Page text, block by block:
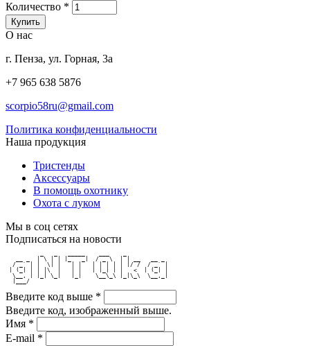
Количество *
О нас
г. Пенза, ул. Горная, 3а
+7 965 638 5876
scorpio58ru@gmail.com
Политика конфиденциальности
Наша продукция
Тристенды
Аксессуары
В помощь охотнику
Охота с луком
Мы в соц сетях
Подписаться на новости
   __ _  | \ | | |_   _|  / _ \  | | __   __ _
  / _` | |  \| |   | |   | | | | | |/ /  / _` |
| (_| | | |\  |   | |   | |_| | |   <  | (_| |
  \__, | |_| \_|   |_|    \__\_\ |_|\_\  \__,_|
  |___/
Введите код выше *
Введите код, изображенный выше.
Имя *
E-mail *